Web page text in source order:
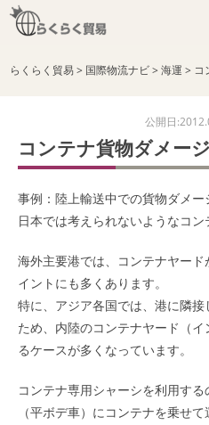
らくらく貿易> 国際物流ナビ>海運 > コ
公開日
コンテナ貨物ダメ
事例：陸上輸送中での貨物ダメー
日本では考えられないようなコン
海外主要港では、コンテナヤー
イントにも多くあります。
特に、アジア各国では、港に隣
ため、内陸のコンテナヤード（
るケースが多くなっています。
コンテナ専用シャーシを利用する
（平ボデ車）にコンテナを乗せ